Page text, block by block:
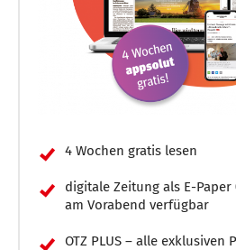
4 Wochen gratis lesen
digitale Zeitung als E-
am Vorabend verfügbar
OTZ PLUS – alle exklusiven